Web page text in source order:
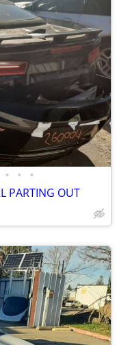
• • •
PARTING OUT